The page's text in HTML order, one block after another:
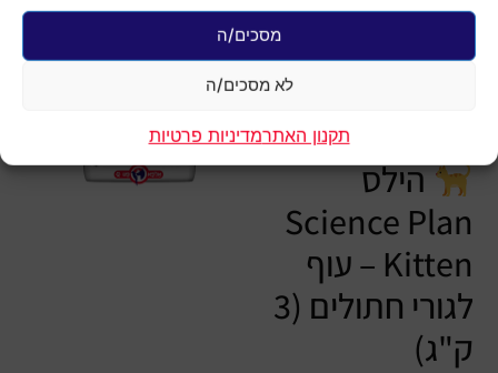
מסכים/ה
לא מסכים/ה
תקנון האתרמדיניות פרטיות
ק"ג לחתול
הילס
Science Plan
Kitten – עוף
לגורי חתולים (3
ק"ג)